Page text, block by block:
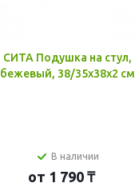
СИТА Подушка на стул,
бежевый, 38/35x38x2 см
В наличии
от 1 790 ₸